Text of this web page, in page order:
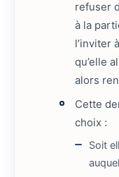
refuser
à la
l’inviter
qu’elle
alors
Cette
choix :
Soit